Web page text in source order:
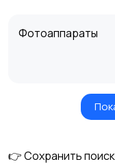
Фотоаппараты
👉 Сохранить поиск